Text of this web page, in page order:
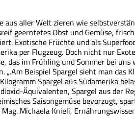
aus aller Welt zieren wie
geerntetes Obst und Gemüse,
Exotische Früchte und als
per Flugzeug. Doch nicht nur
das im Frühling und Sommer bei
„.Am Beispiel Spargel sieht man das
Spargel aus Südamerika
Äquivalenten, Spargel aus der
Saisongemüse bevorzugt,
Michaela Knieli,